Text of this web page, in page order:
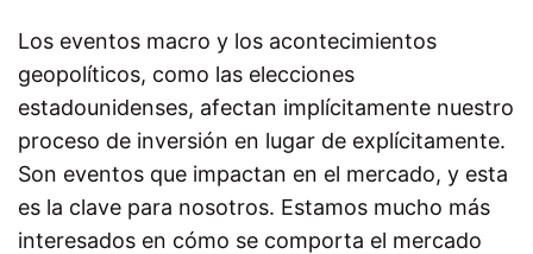
Los eventos macro y los acontecimientos
geopolíticos, como las elecciones
estadounidenses, afectan implícitamente nuestro
proceso de inversión en lugar de explícitamente.
Son eventos que impactan en el mercado, y esta
es la clave para nosotros. Estamos mucho más
interesados en cómo se comporta el mercado